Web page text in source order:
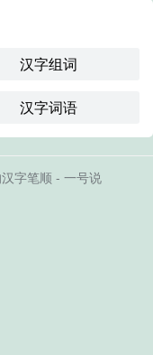
汉字组词
汉字词语
字笔顺 - 一号说